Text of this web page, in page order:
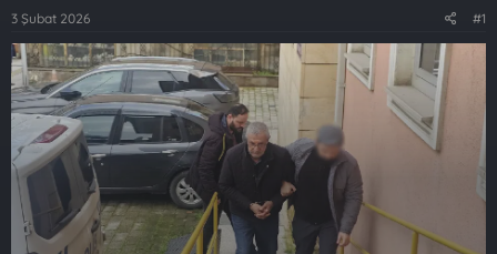
b
ş
l
a
t
t
a
r
i
h
i
3 Şubat 2026 #1